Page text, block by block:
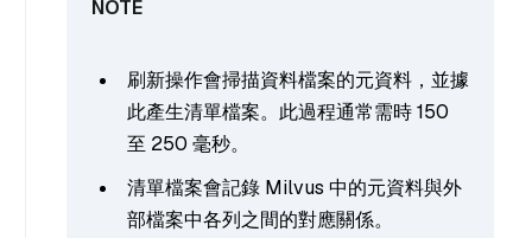
刷新操作會掃描資料檔案的元資料，並據
此產生清單檔案。此過程通常需時 150
至 250 毫秒。
清單檔案會記錄 Milvus 中的元資料與外
部檔案中各列之間的對應關係。